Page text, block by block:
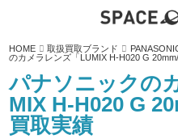
HOME 取扱買取ブランド
のカメラレンズ「LUMIX H-H020 G
パナソニックの
MIX H-H020 G
買取実績